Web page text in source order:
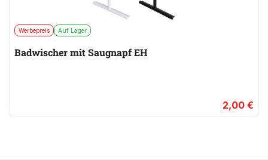
Werbepreis Auf Lager
Badwischer mit Saugnapf EH
2,00 €